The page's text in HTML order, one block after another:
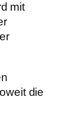
mit
die